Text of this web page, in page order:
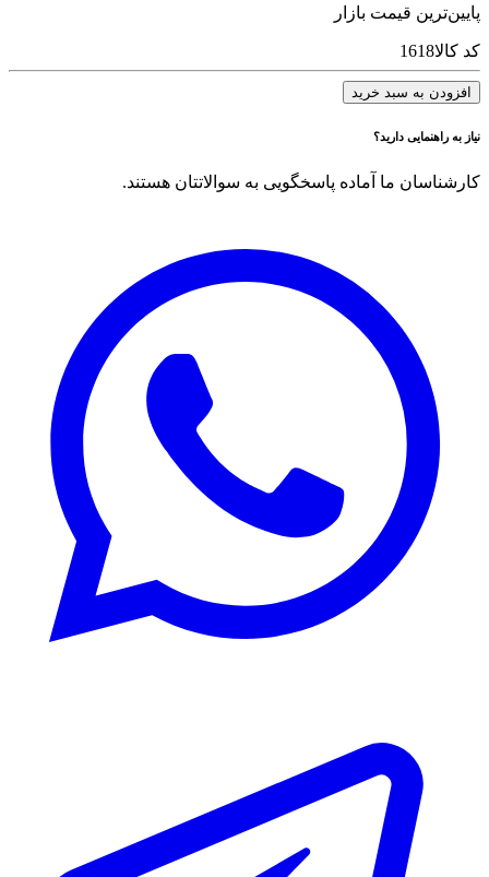
پایین‌ترین قیمت بازار
کد کالا1618
افزودن به سبد خرید
نیاز به راهنمایی دارید؟
کارشناسان ما آماده پاسخگویی به سوالاتتان هستند.